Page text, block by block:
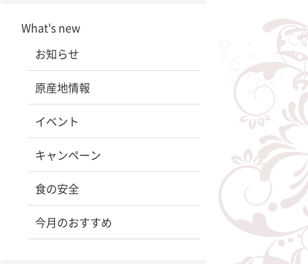
What's new
お知らせ
原産地情報
イベント
キャンペーン
食の安全
今月のおすすめ